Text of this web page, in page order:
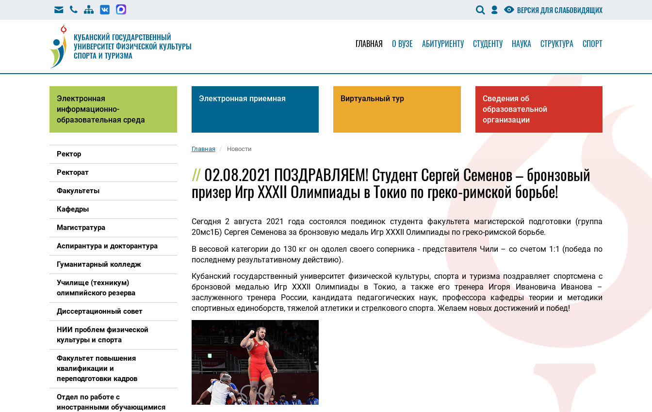
ВЕРСИЯ ДЛЯ СЛАБОВИДЯЩИХ
КУБАНСКИЙ ГОСУДАРСТВЕННЫЙ
УНИВЕРСИТЕТ ФИЗИЧЕСКОЙ КУЛЬТУРЫ
СПОРТА И ТУРИЗМА
ГЛАВНАЯ О ВУЗЕ АБИТУРИЕНТУ СТУДЕНТУ НАУКА СТРУКТУРА СПОРТ
Электронная
информационно-
образовательная среда
Электронная приемная Виртуальный тур
Сведения об
образовательной
организации
Ректор
Ректорат
Факультеты
Кафедры
Магистратура
Аспирантура и докторантура
Гуманитарный колледж
Училище (техникум)
олимпийского резерва
Диссертационный совет
НИИ проблем физической
культуры и спорта
Факультет повышения
квалификации и
переподготовки кадров
Отдел по работе с
иностранными обучающимися
Главная Новости
02.08.2021 ПОЗДРАВЛЯЕМ! Студент Сергей Семенов – бронзовый
призер Игр XXXII Олимпиады в Токио по греко-римской борьбе!
Сегодня 2 августа 2021 года состоялся поединок студента факультета магистерской подготовки (группа
20мс1Б) Сергея Семенова за бронзовую медаль Игр XXXII Олимпиады по греко-римской борьбе.
В весовой категории до 130 кг он одолел своего соперника - представителя Чили – со счетом 1:1 (победа по
последнему результативному действию).
Кубанский государственный университет физической культуры, спорта и туризма поздравляет спортсмена с
бронзовой медалью Игр XXXII Олимпиады в Токио, а такжеего тренера Игоря Ивановича Иванова –
заслуженного тренера России, кандидата педагогических наук, профессора кафедры теории и методики
спортивных единоборств, тяжелой атлетики и стрелкового спорта. Желаем новых достижений и побед!